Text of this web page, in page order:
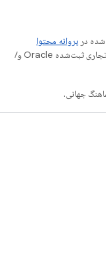
در پروانه محتوا
هستند. جاوا و OpenJDK علامت‌های تجاری یا علامت‌های تجاری ثبت‌شده Oracle و/